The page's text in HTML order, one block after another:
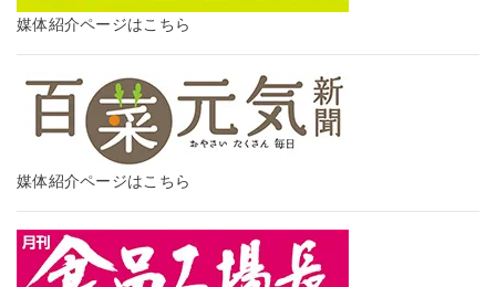
媒体紹介ページはこちら
媒体紹介ページはこちら